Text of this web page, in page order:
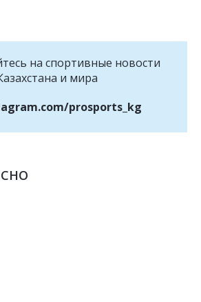
на cпортивные новости
и мира
prosports_kg